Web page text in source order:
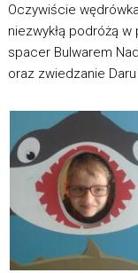
Oczywiście
niezwykłą podróżą
spacer Bulwarem
oraz zwiedzanie